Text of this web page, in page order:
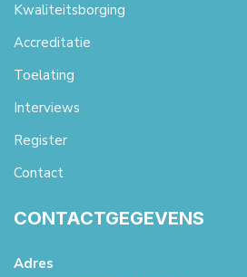
Kwaliteitsborging
Accreditatie
Toelating
Interviews
Register
Contact
CONTACTGEGEVENS
Adres